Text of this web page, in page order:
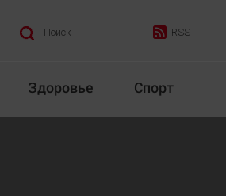
Поиск RSS
Здоровье Спорт